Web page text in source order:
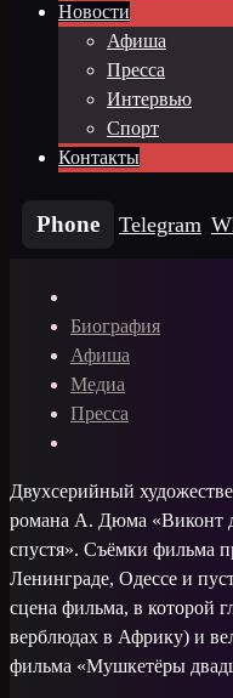
Новости
Афиша
Пресса
Интервью
Спорт
Контакты
Phone Telegram
Биография
Афиша
Медиа
Пресса
Двухсерийный
романа А. Дюма «Виконт
спустя». Съёмки фильма
Ленинграде, Одессе и
сцена фильма, в которой
верблюдах в Африку) и
фильма «Мушкетёры